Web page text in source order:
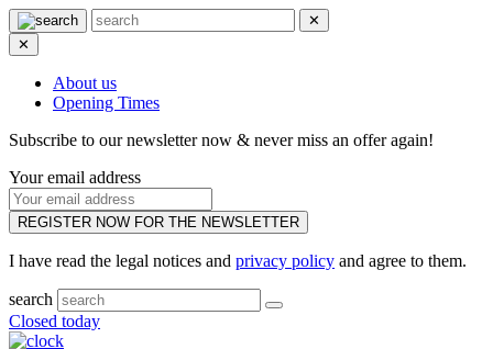
✕
✕
About us
Opening Times
Subscribe to our newsletter now & never miss an offer again!
Your email address
REGISTER NOW FOR THE NEWSLETTER
I have read the legal notices and privacy policy and agree to them.
search
Closed today